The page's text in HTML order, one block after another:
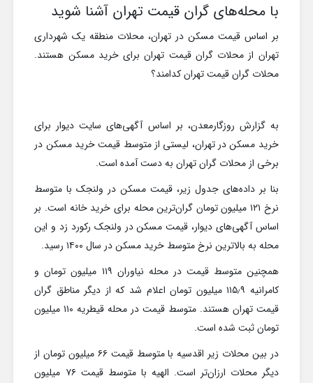
با محله‌های گران قیمت تهران آشنا شوید
بر اساس قیمت مسکن در تهران، محلات منطقه یک شهرداری
تهران از محلات گران قیمت تهران برای خرید مسکن هستند.
محلات گران قیمت تهران کدامند؟
به گزارش روزگارمعدن، بر اساس آگهی‌های سایت دیوار برای
خرید مسکن در تهران، لیستی از متوسط قیمت خرید مسکن در
برخی از محلات گران تهران به دست آمده است.
بنا بر داده‌های جدول زیر، قیمت مسکن در ولنجک با متوسط
نرخ ۱۲۱ میلیون تومان گران‌ترین محله برای خرید خانه است. بر
اساس آگهی‌های دیوار، قیمت مسکن در ولنجک رکورد زد و این
محله به بالاترین نرخ متوسط خرید مسکن در سال ۱۴۰۰ رسید.
همچنین متوسط قیمت در محله نیاوران ۱۱۹ میلیون تومان و
کامرانیه ۱۱۵٫۹ میلیون تومان اعلام شد که از دیگر مناطق گران
قیمت تهران هستند. متوسط قیمت در محله قیطریه ۱۱۰ میلیون
تومان ثبت شده است.
در بین محلات زیر اقدسیه با متوسط قیمت ۶۶ میلیون تومان از
دیگر محلات ارزان‌تر است. الهیه با متوسط قیمت ۷۶ میلیون